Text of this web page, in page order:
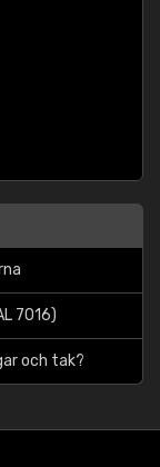
7016)
och tak?